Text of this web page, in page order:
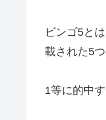
ビンゴ5と
載された5
1等に的中す